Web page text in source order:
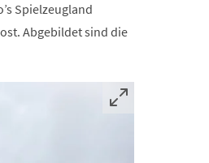
Spielzeugland
Abgebildet sind die